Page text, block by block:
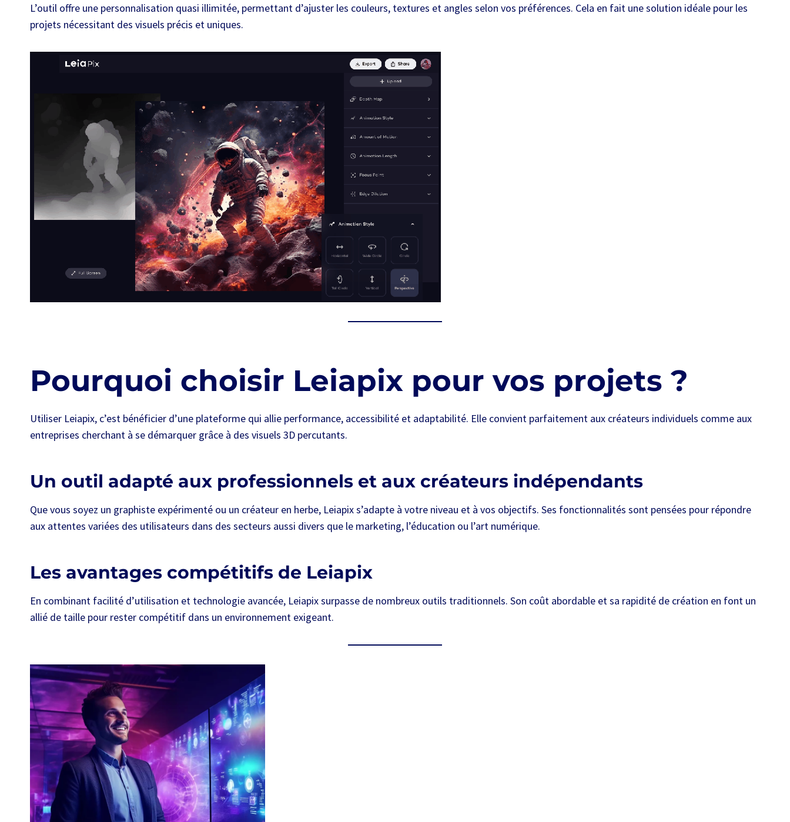
L’outil offre une personnalisation quasi illimitée, permettant d’ajuster les couleurs, textures et angles selon vos préférences. Cela en fait une solution idéale pour les
projets nécessitant des visuels précis et uniques.
Pourquoi choisir Leiapix pour vos projets ?
Utiliser Leiapix, c’est bénéficier d’une plateforme qui allie performance, accessibilité et adaptabilité. Elle convient parfaitement aux créateurs individuels comme aux
entreprises cherchant à se démarquer grâce à des visuels 3D percutants.
Un outil adapté aux professionnels et aux créateurs indépendants
Que vous soyez un graphiste expérimenté ou un créateur en herbe, Leiapix s’adapte à votre niveau et à vos objectifs. Ses fonctionnalités sont pensées pour répondre
aux attentes variées des utilisateurs dans des secteurs aussi divers que le marketing, l’éducation ou l’art numérique.
Les avantages compétitifs de Leiapix
En combinant facilité d’utilisation et technologie avancée, Leiapix surpasse de nombreux outils traditionnels. Son coût abordable et sa rapidité de création en font un
allié de taille pour rester compétitif dans un environnement exigeant.